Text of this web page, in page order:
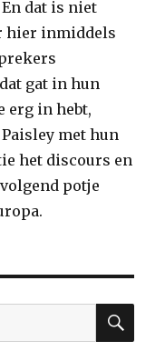
dat is niet
hier inmiddels
gat in hun
erg in hebt,
met hun
het discours en
potje